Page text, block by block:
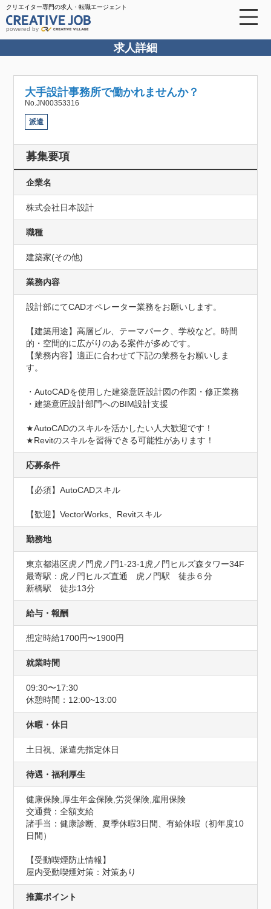
クリエイター専門の求人・転職エージェント
powered by
求人詳細
大手設計事務所で働かれませんか？
No.JN00353316
派遣
募集要項
企業名
株式会社日本設計
職種
建築家(その他)
業務内容
設計部にてCADオペレーター業務をお願いします。
【建築用途】高層ビル、テーマパーク、学校など。時間
的・空間的に広がりのある案件が多めです。
【業務内容】適正に合わせて下記の業務をお願いしま
す。
・AutoCADを使用した建築意匠設計図の作図・修正業務
・建築意匠設計部門へのBIM設計支援
★AutoCADのスキルを活かしたい人大歓迎です！
★Revitのスキルを習得できる可能性があります！
応募条件
【必須】AutoCADスキル
【歓迎】VectorWorks、Revitスキル
勤務地
東京都港区虎ノ門虎ノ門1-23-1虎ノ門ヒルズ森タワー34F
最寄駅：虎ノ門ヒルズ直通　虎ノ門駅　徒歩６分
新橋駅　徒歩13分
給与・報酬
想定時給1700円〜1900円
就業時間
09:30〜17:30
休憩時間：12:00~13:00
休暇・休日
土日祝、派遣先指定休日
待遇・福利厚生
健康保険,厚生年金保険,労災保険,雇用保険
交通費：全額支給
諸手当：健康診断、夏季休暇3日間、有給休暇（初年度10
日間）
【受動喫煙防止情報】
屋内受動喫煙対策：対策あり
推薦ポイント